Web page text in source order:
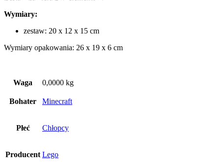
Wymiary:
zestaw: 20 x 12 x 15 cm
Wymiary opakowania: 26 x 19 x 6 cm
Waga 0,0000 kg
Bohater Minecraft
Płeć Chłopcy
Producent Lego